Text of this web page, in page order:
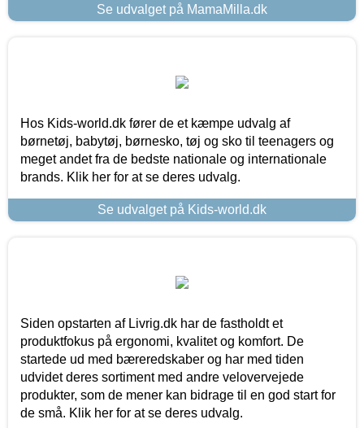
Se udvalget på MamaMilla.dk
Hos Kids-world.dk fører de et kæmpe udvalg af
børnetøj, babytøj, børnesko, tøj og sko til teenagers og
meget andet fra de bedste nationale og internationale
brands. Klik her for at se deres udvalg.
Se udvalget på Kids-world.dk
Siden opstarten af Livrig.dk har de fastholdt et
produktfokus på ergonomi, kvalitet og komfort. De
startede ud med bæreredskaber og har med tiden
udvidet deres sortiment med andre velovervejede
produkter, som de mener kan bidrage til en god start for
de små. Klik her for at se deres udvalg.